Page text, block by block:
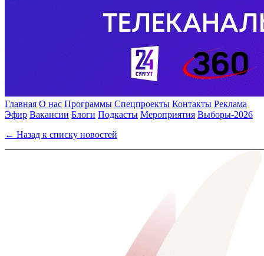
Главная О нас Программы Спецпроекты Контакты Реклама
Эфир Вакансии Блоги Подкасты Мероприятия Выборы-2026
← Назад к списку новостей